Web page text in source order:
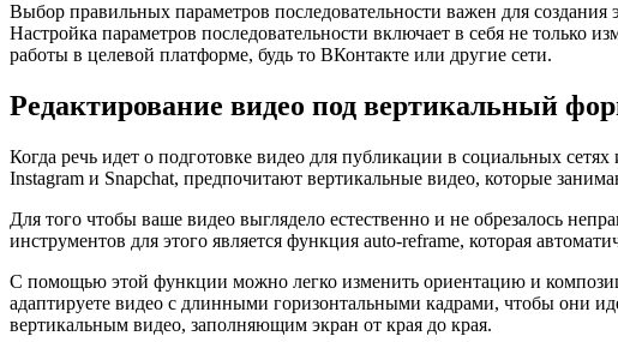
Выбор правильных параметров последовательности важен для
Настройка параметров последовательности включает в себя не
работы в целевой платформе, будь то ВКонтакте или другие сети.
Редактирование видео под вертикальный
Когда речь идет о подготовке видео для публикации в социальных
Instagram и Snapchat, предпочитают вертикальные видео, которые
Для того чтобы ваше видео выглядело естественно и не обрезалось
инструментов для этого является функция auto-reframe, которая
С помощью этой функции можно легко изменить ориентацию и
адаптируете видео с длинными горизонтальными кадрами, чтобы они
вертикальным видео, заполняющим экран от края до края.